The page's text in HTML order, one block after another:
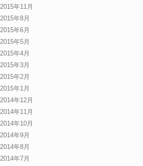
2015年11月
2015年8月
2015年6月
2015年5月
2015年4月
2015年3月
2015年2月
2015年1月
2014年12月
2014年11月
2014年10月
2014年9月
2014年8月
2014年7月